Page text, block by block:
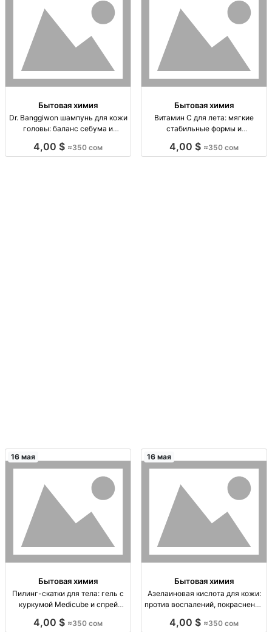
Бытовая химия
Dr. Banggiwon шампунь для кожи
головы: баланс себума и
(Корея) Шампунь для кожи
4,00 $ ≈350 сом
Бытовая химия
Витамин C для лета: мягкие
стабильные формы и
SPF Вит.C (мягк./стаб. формы),
4,00 $ ≈350 сом
16 мая
Бытовая химия
Пилинг-скатки для тела: гель с
куркумой Medicube и спрей
сияние Пилинг-скатка д/тела:
4,00 $ ≈350 сом
16 мая
Бытовая химия
Азелаиновая кислота для кожи:
против воспалений, покраснений
Азелаиновая к-та; сыворотка для
4,00 $ ≈350 сом